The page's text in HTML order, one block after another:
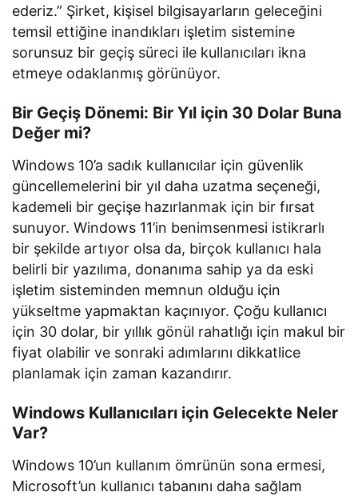
ederiz.” Şirket, kişisel bilgisayarların geleceğini
temsil ettiğine inandıkları işletim sistemine
sorunsuz bir geçiş süreci ile kullanıcıları ikna
etmeye odaklanmış görünüyor.
Bir Geçiş Dönemi: Bir Yıl için 30 Dolar Buna
Değer mi?
Windows 10’a sadık kullanıcılar için güvenlik
güncellemelerini bir yıl daha uzatma seçeneği,
kademeli bir geçişe hazırlanmak için bir fırsat
sunuyor. Windows 11’in benimsenmesi istikrarlı
bir şekilde artıyor olsa da, birçok kullanıcı hala
belirli bir yazılıma, donanıma sahip ya da eski
işletim sisteminden memnun olduğu için
yükseltme yapmaktan kaçınıyor. Çoğu kullanıcı
için 30 dolar, bir yıllık gönül rahatlığı için makul bir
fiyat olabilir ve sonraki adımlarını dikkatlice
planlamak için zaman kazandırır.
Windows Kullanıcıları için Gelecekte Neler
Var?
Windows 10’un kullanım ömrünün sona ermesi,
Microsoft’un kullanıcı tabanını daha sağlam